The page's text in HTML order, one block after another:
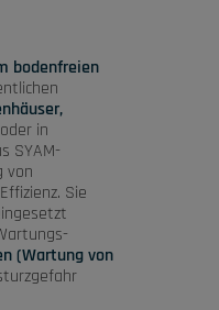
bodenfreien
in
SYAM-
von
Sie
(Wartung von